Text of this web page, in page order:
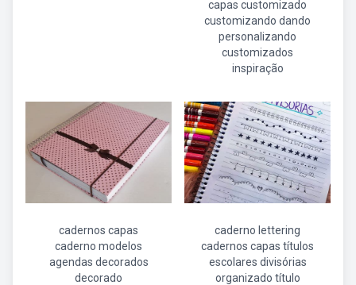
capas customizado
customizando dando
personalizando
customizados
inspiração
cadernos capas
caderno modelos
agendas decorados
decorado
caderno lettering
cadernos capas títulos
escolares divisórias
organizado título